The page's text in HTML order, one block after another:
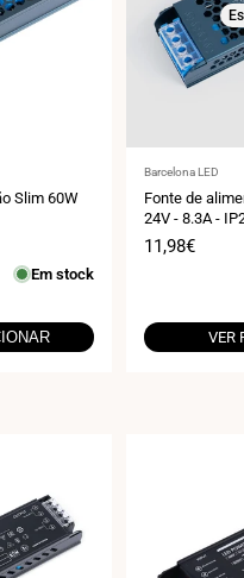
Slim 60W
Em stock
Fornecedor:
Barcelona LED
Fonte de
24V - 8.3A -
Preço
11,98€
VER